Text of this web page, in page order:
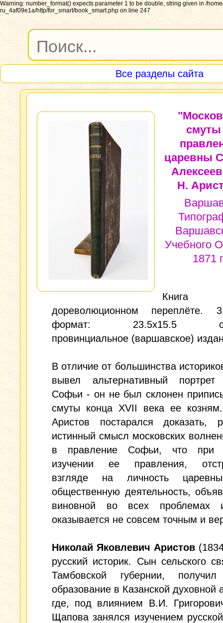
Warning: number_format() expects parameter 1 to be double, string given in /
ru_4af09e1a/http/for_smart/book_smart.php on line 247
Все разделы сайта
смуты
царевны
Н.
Учебного
1871
дореволюционном переплёте.
формат: 23.5x15.5
провинциальное (варшавское)
В отличие от большинства
вывел альтернативный
Софьи - он не был склонен
смуты конца XVII века ее
Аристов постарался доказать,
истинный смысл московских
в правление Софьи, что при
изучении ее правления,
взгляде на личность
общественную деятельность,
виновной во всех проблемах
оказывается не совсем точным и
Николай Яковлевич Аристов
русский историк. Сын сельского
Тамбовской губернии,
образование в Казанской духовной
где, под влиянием В.И.
Щапова занялся изучением